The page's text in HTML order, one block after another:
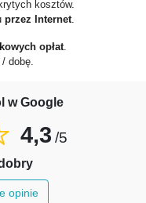
kosztów.
przez Internet
opłat
dobę.
w Google
4,3 /5
opinie